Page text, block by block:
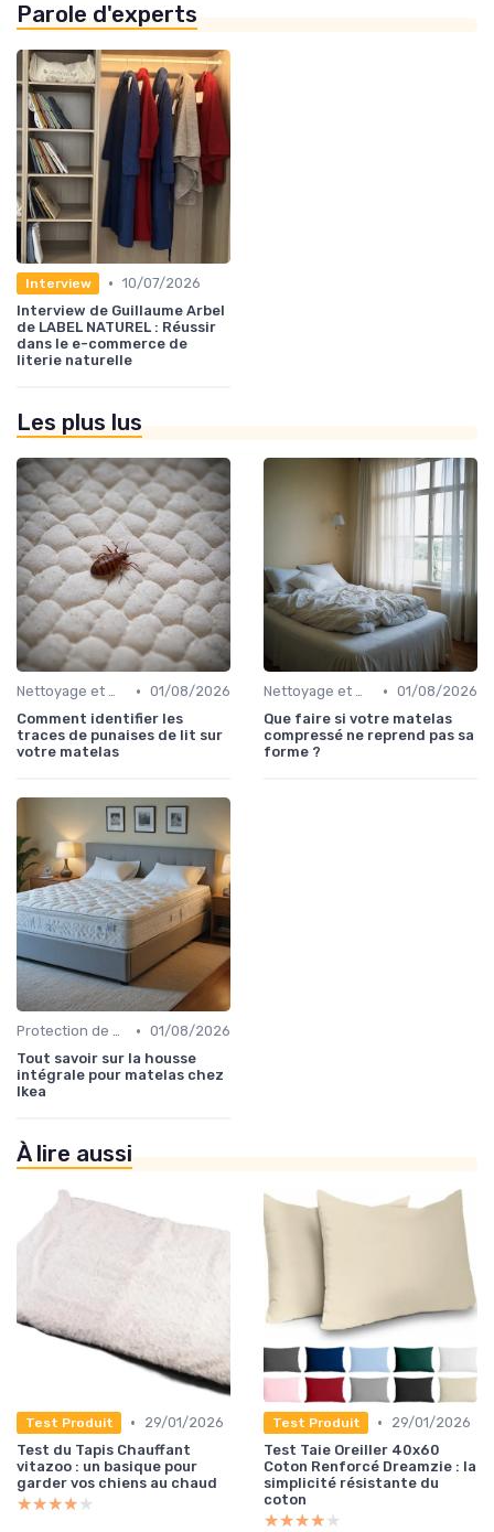
Parole d'experts
Interview • 10/07/2026
Interview de Guillaume Arbel
de LABEL NATUREL : Réussir
dans le e-commerce de
literie naturelle
Les plus lus
Nettoyage et maintenance • 01/08/2026
Comment identifier les
traces de punaises de lit sur
votre matelas
Nettoyage et maintenance • 01/08/2026
Que faire si votre matelas
compressé ne reprend pas sa
forme ?
Protection de matelas • 01/08/2026
Tout savoir sur la housse
intégrale pour matelas chez
Ikea
À lire aussi
Test Produit •
29/01/2026
Test du Tapis Chauffant
vitazoo : un basique pour
garder vos chiens au chaud
★★★★★
★★★★★
Test Produit •
29/01/2026
Test Taie Oreiller 40x60
Coton Renforcé Dreamzie : la
simplicité résistante du
coton
★★★★★
★★★★★